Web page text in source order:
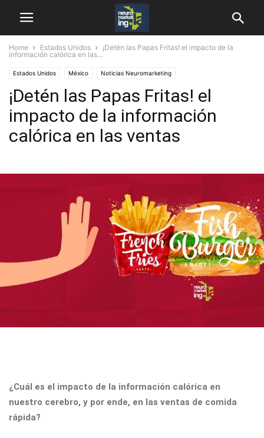
Home Estados Unidos
¡Detén las Papas Fritas! el impacto de la
información calórica en las...
Estados Unidos México Noticias Neuromarketing
¡Detén las Papas Fritas! el
impacto de la información
calórica en las ventas
¿Cuál es el impacto de la información calórica en
nuestro cerebro, y por ende, en las ventas de comida
rápida?